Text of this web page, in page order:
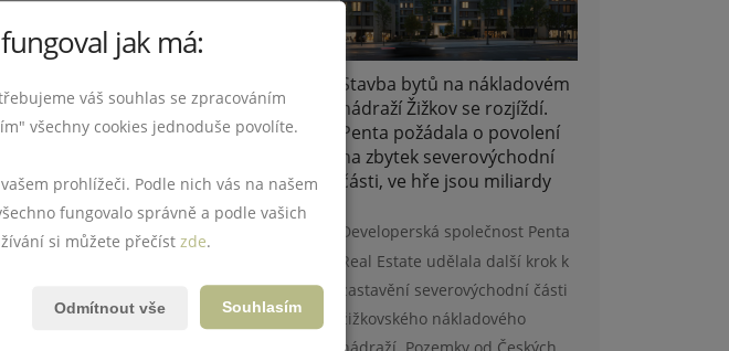
Zároveň může sloužit jako důkaz
nejen pěkné fotografie a půdorys,
důvěru výrazně posílit. Pokud ho
že něco není v pořádku.
energetický specialista. Cena za
nemovitosti. K vyhotovení průkazu
zateplení, oknech, ohřevu vody
Stavba bytů na nákladovém
nádraží Žižkov se rozjíždí.
Penta požádala o povolení
na zbytek severovýchodní
části, ve hře jsou miliardy
Developerská společnost Penta
Real Estate udělala další krok k
zastavění severovýchodní části
žižkovského nákladového
jak má:
váš souhlas se zpracováním
všechny cookies jednoduše povolíte.
prohlížeči. Podle nich vás na našem
fungovalo správně a podle vašich
si můžete přečíst zde.
Souhlasím
Odmítnout vše